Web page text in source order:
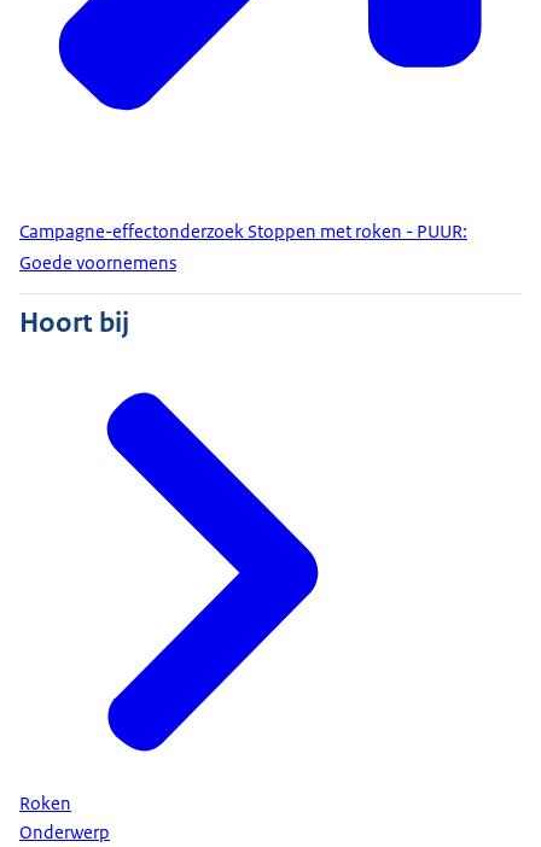
Campagne-effectonderzoek Stoppen met roken - PUUR:
Goede voornemens
Hoort bij
Roken
Onderwerp